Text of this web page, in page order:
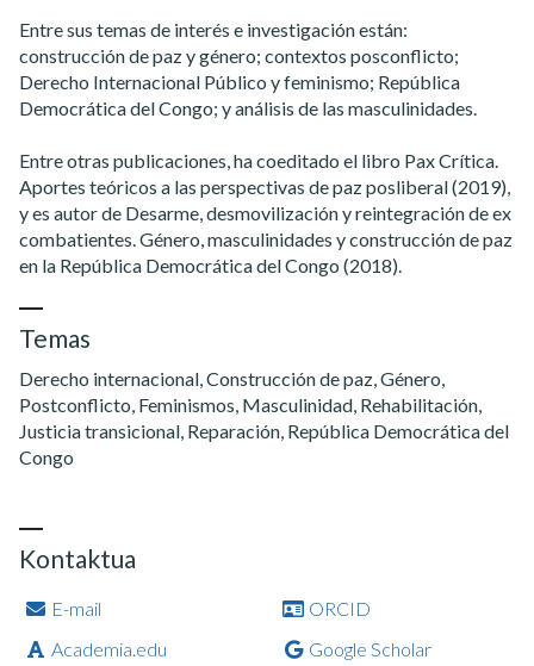
Entre sus temas de interés e investigación están:
construcción de paz y género; contextos posconflicto;
Derecho Internacional Público y feminismo; República
Democrática del Congo; y análisis de las masculinidades.
Entre otras publicaciones, ha coeditado el libro Pax Crítica.
Aportes teóricos a las perspectivas de paz posliberal (2019),
y es autor de Desarme, desmovilización y reintegración de ex
combatientes. Género, masculinidades y construcción de paz
en la República Democrática del Congo (2018).
Temas
Derecho internacional, Construcción de paz, Género,
Postconflicto, Feminismos, Masculinidad, Rehabilitación,
Justicia transicional, Reparación, República Democrática del
Congo
Kontaktua
E-mail
ORCID
Academia.edu
Google Scholar